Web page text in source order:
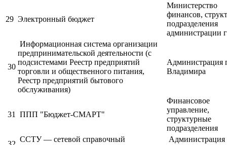
29 Электронный бюджет
Министерство
финансов,
подразделения
администрации
30
Информационная система организации
предпринимательской деятельности (с
подсистемами Реестр предприятий
торговли и общественного питания,
Реестр предприятий бытового
обслуживания)
Администрация
Владимира
31 ППП "Бюджет-СМАРТ"
Финансовое
управление,
структурные
подразделения
ССТУ — сетевой справочный
Администрация